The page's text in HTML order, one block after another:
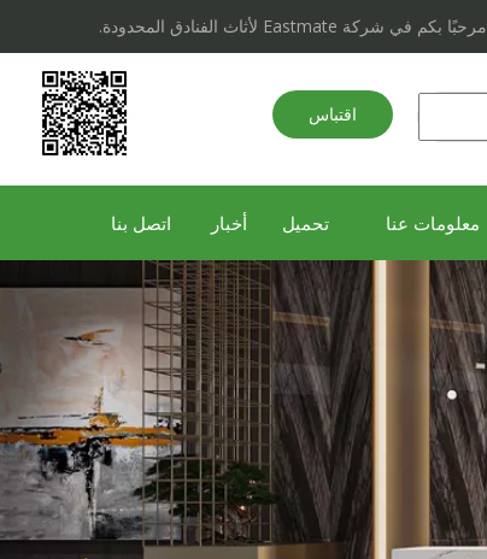
مرحبًا بكم في شركة Eastmate لأثاث الفنادق المحدودة.
اقتباس
معلومات عنا تحميل أخبار اتصل بنا